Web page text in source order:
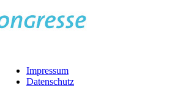
Impressum
Datenschutz